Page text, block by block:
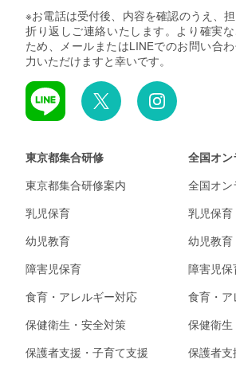
※お電話は受付後、内容を確認のうえ、
折り返しご連絡いたします。より確実
ため、メールまたはLINEでのお問い合
力いただけますと幸いです。
東京都集合研修
東京都集合研修案内
乳児保育
幼児教育
障害児保育
食育・アレルギー対応
保健衛生・安全対策
保護者支援・子育て支援
全国オ
全国オ
乳児保育
幼児教育
障害児保
食育・
保健衛
保護者